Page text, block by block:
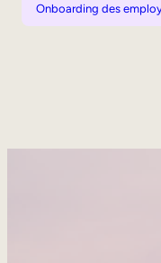
Onboarding des